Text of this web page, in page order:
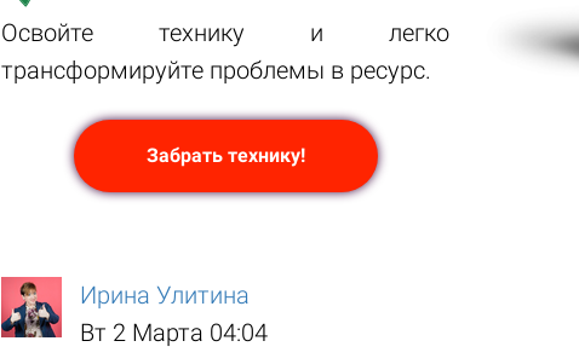
Освойте технику и легко
трансформируйте проблемы в ресурс.
Забрать технику!
Ирина Улитина
Вт 2 Марта 04:04